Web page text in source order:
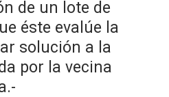
de un lote de
éste evalúe la
solución a la
por la vecina